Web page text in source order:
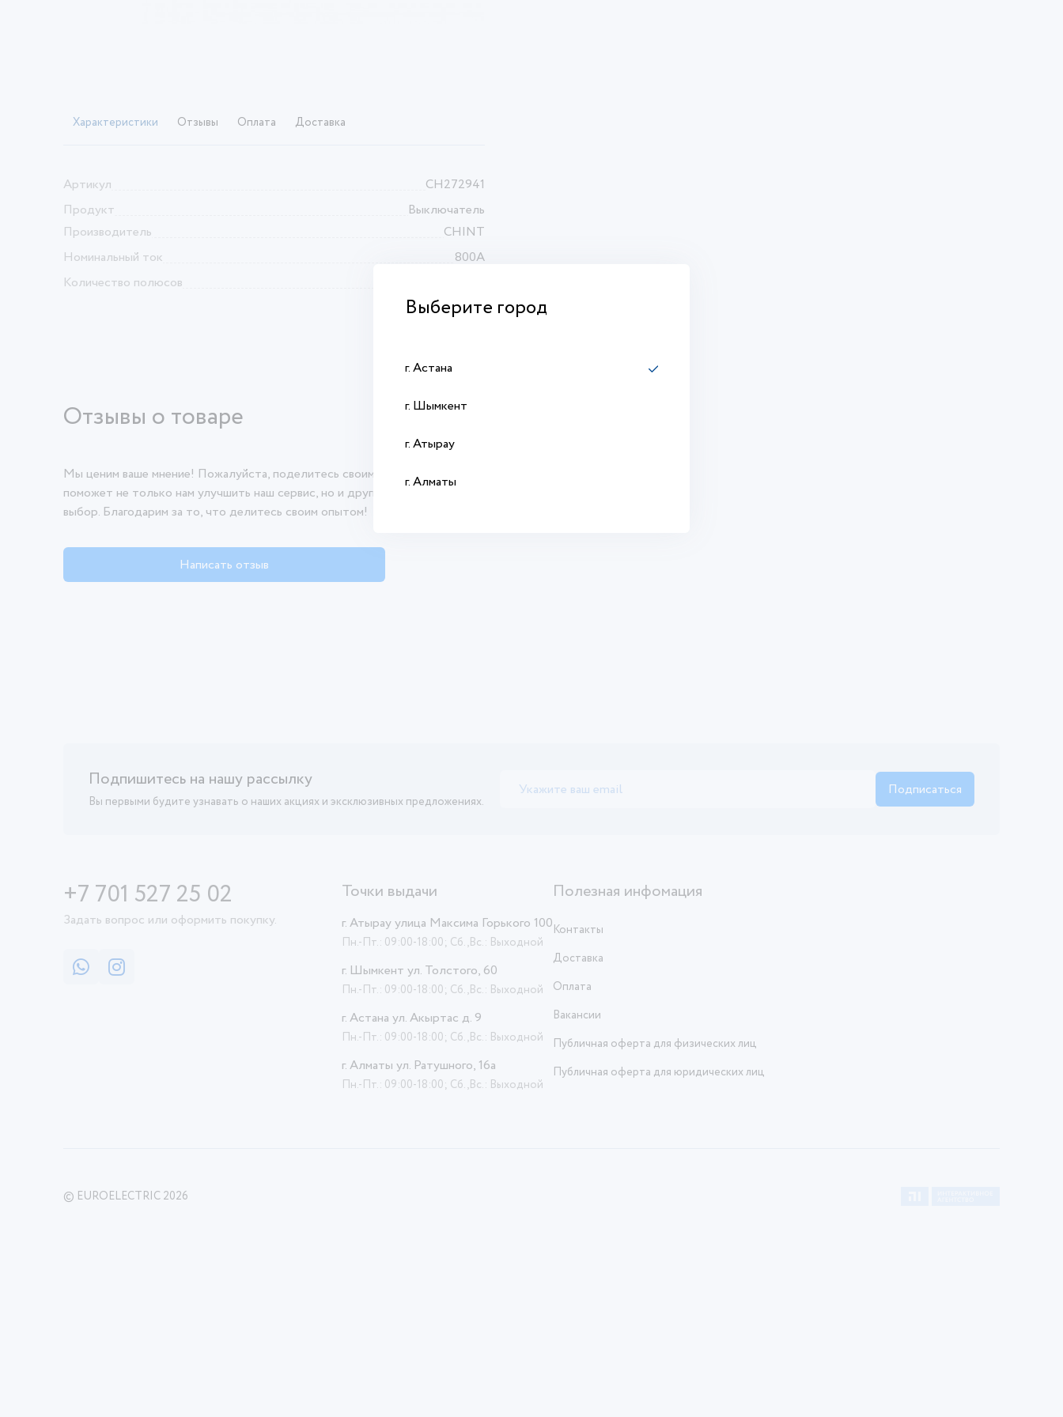
Выберите город
г. Астана
г. Шымкент
г. Атырау
г. Алматы
Характеристики Отзывы Оплата Доставка
Артикул
CH272941
Продукт
Выключатель
Производитель
CHINT
Номинальный ток
800А
Количество полюсов
Отзывы о товаре
Мы ценим ваше мнение! Пожалуйста, поделитесь своими впечатлениями о продукте. Ваш отзыв
поможет не только нам улучшить наш сервис, но и другим покупателям сделать осознанный
выбор. Благодарим за то, что делитесь своим опытом!
Написать отзыв
Подпишитесь на нашу рассылку
Вы первыми будите узнавать о наших акциях и эксклюзивных предложениях.
Подписаться
+7 701 527 25 02
Задать вопрос или оформить покупку.
Точки выдачи
г. Атырау улица Максима Горького 100
Пн.-Пт.: 09:00-18:00; Сб.,Вс.: Выходной
г. Шымкент ул. Толстого, 60
Пн.-Пт.: 09:00-18:00; Сб.,Вс.: Выходной
г. Астана ул. Акыртас д. 9
Пн.-Пт.: 09:00-18:00; Сб.,Вс.: Выходной
г. Алматы ул. Ратушного, 16а
Пн.-Пт.: 09:00-18:00; Сб.,Вс.: Выходной
Полезная инфомация
Контакты
Доставка
Оплата
Вакансии
Публичная оферта для физических лиц
Публичная оферта для юридических лиц
© EUROELECTRIC 2026